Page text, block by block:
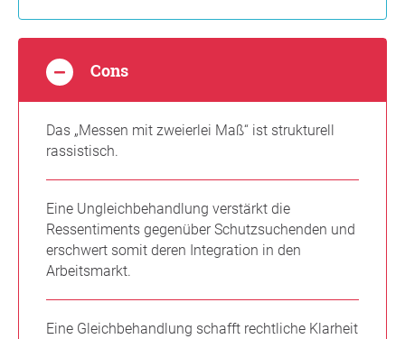
Cons
Das „Messen mit zweierlei Maß“ ist strukturell
rassistisch.
Eine Ungleichbehandlung verstärkt die
Ressentiments gegenüber Schutzsuchenden und
erschwert somit deren Integration in den
Arbeitsmarkt.
Eine Gleichbehandlung schafft rechtliche Klarheit